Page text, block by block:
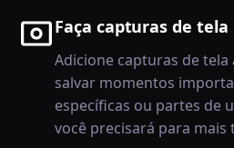
Faça capturas de tela
Adicione capturas de
salvar momentos
específicas ou partes de
você precisará para mais